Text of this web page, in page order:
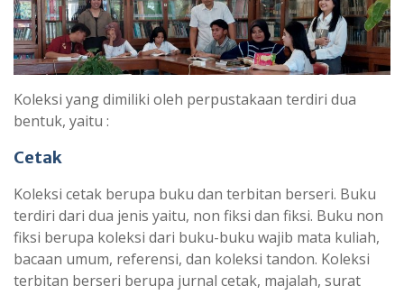
Koleksi yang dimiliki oleh perpustakaan terdiri dua
bentuk, yaitu :
Cetak
Koleksi cetak berupa buku dan terbitan berseri. Buku
terdiri dari dua jenis yaitu, non fiksi dan fiksi. Buku non
fiksi berupa koleksi dari buku-buku wajib mata kuliah,
bacaan umum, referensi, dan koleksi tandon. Koleksi
terbitan berseri berupa jurnal cetak, majalah, surat